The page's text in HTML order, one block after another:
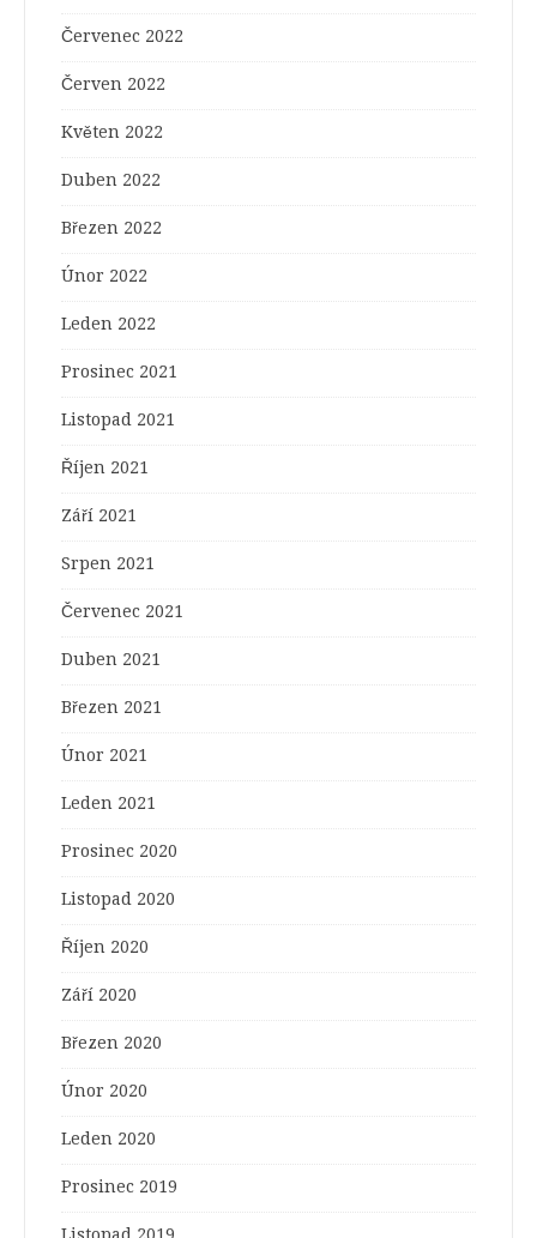
Červenec 2022
Červen 2022
Květen 2022
Duben 2022
Březen 2022
Únor 2022
Leden 2022
Prosinec 2021
Listopad 2021
Říjen 2021
Září 2021
Srpen 2021
Červenec 2021
Duben 2021
Březen 2021
Únor 2021
Leden 2021
Prosinec 2020
Listopad 2020
Říjen 2020
Září 2020
Březen 2020
Únor 2020
Leden 2020
Prosinec 2019